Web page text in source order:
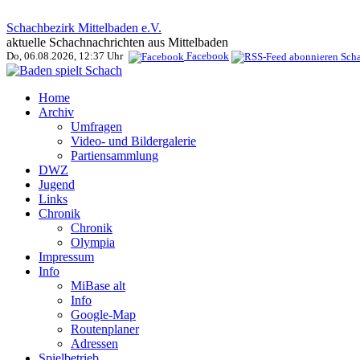
Schachbezirk Mittelbaden e.V.
aktuelle Schachnachrichten aus Mittelbaden
Do, 06.08.2026, 12:37 Uhr Facebook
Home
Archiv
Umfragen
Video- und Bildergalerie
Partiensammlung
DWZ
Jugend
Links
Chronik
Chronik
Olympia
Impressum
Info
MiBase alt
Info
Google-Map
Routenplaner
Adressen